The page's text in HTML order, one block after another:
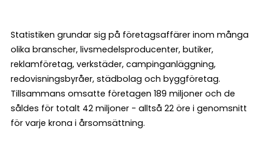
Statistiken grundar sig på företagsaffärer inom många
olika branscher, livsmedelsproducenter, butiker,
reklamföretag, verkstäder, campinganläggning,
redovisningsbyråer, städbolag och byggföretag.
Tillsammans omsatte företagen 189 miljoner och de
såldes för totalt 42 miljoner - alltså 22 öre i genomsnitt
för varje krona i årsomsättning.